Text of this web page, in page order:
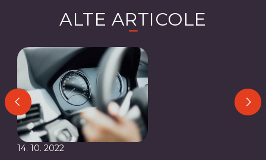
ALTE ARTICOLE
14. 10. 2022